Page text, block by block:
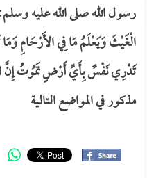
رسول الله صلى الله عليه
الْغَيْثَ وَيَعْلَمُ مَا فِي الأَرْحَامِ
مذكور في المواضع التالية